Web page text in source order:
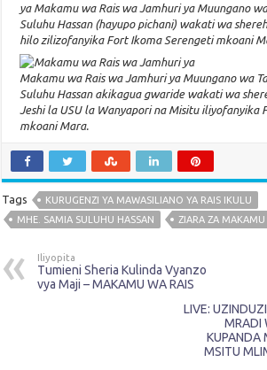
ya Makamu wa Rais wa Jamhuri ya Muungano
Suluhu Hassan (hayupo pichani) wakati wa
hilo zilizofanyika Fort Ikoma Serengeti mkoani
Makamu wa Rais wa Jamhuri ya Muungano wa
Suluhu Hassan akikagua gwaride wakati wa
Jeshi la USU la Wanyapori na Misitu iliyofanyika
mkoani Mara.
Tags
KURUGENZI YA MAWASILIANO YA RAIS IKULU
MHE. SAMIA SULUHU HASSAN
ZIARA ZA MAKAMU
Iliyopita
Tumieni Sheria Kulinda Vyanzo
vya Maji – MAKAMU WA RAIS
LIVE:
MRADI
KUPANDA
MSITU